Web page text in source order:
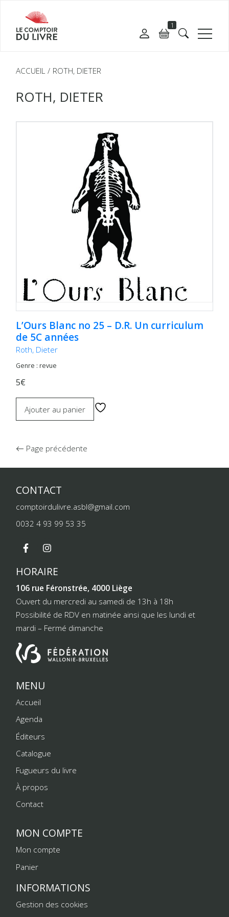
1
ACCUEIL ROTH, DIETER
ROTH, DIETER
L’Ours Blanc no 25 – D.R. Un curriculum
de 5C années
Roth, Dieter
Genre : revue
5€
Ajouter au panier
Page précédente
CONTACT
comptoirdulivre.asbl@gmail.com
0032 4 93 99 53 35
HORAIRE
106 rue Féronstrée, 4000 Liège
Ouvert du mercredi au samedi de 13h à 18h
Possibilité de RDV en matinée ainsi que les lundi et
mardi – Fermé dimanche
MENU
Accueil
Agenda
Éditeurs
Catalogue
Fugueurs du livre
À propos
Contact
MON COMPTE
Mon compte
Panier
INFORMATIONS
Gestion des cookies